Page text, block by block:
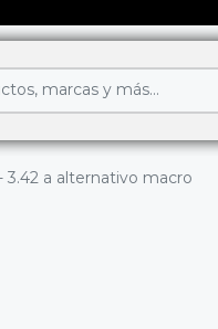
3.42 a alternativo macro